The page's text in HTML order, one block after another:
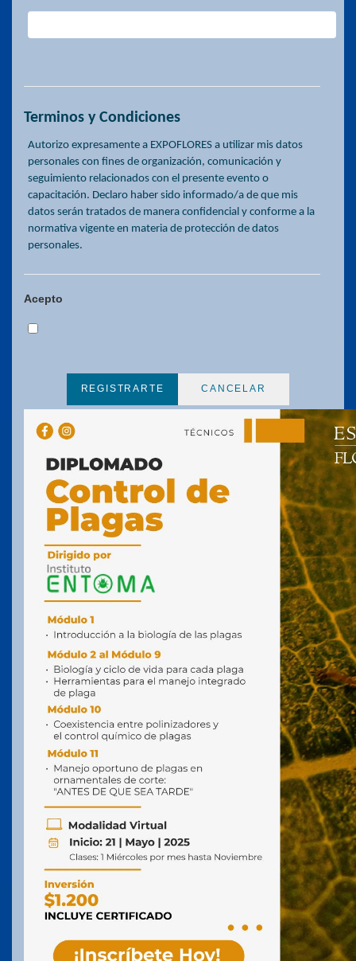
Terminos y Condiciones
Autorizo expresamente a EXPOFLORES a utilizar mis datos
personales con fines de organización, comunicación y
seguimiento relacionados con el presente evento o
capacitación. Declaro haber sido informado/a de que mis
datos serán tratados de manera confidencial y conforme a la
normativa vigente en materia de protección de datos
personales.
Acepto